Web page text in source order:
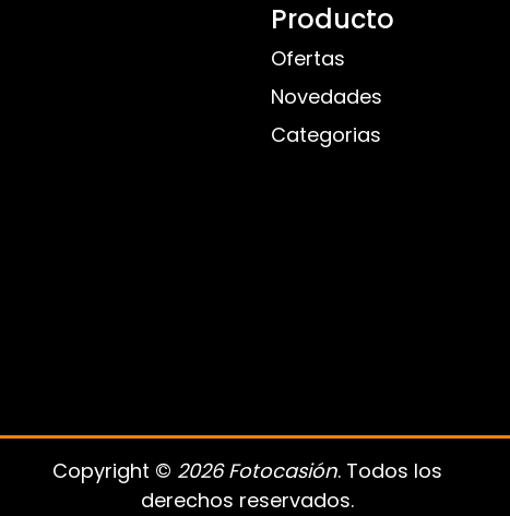
Producto
Ofertas
Novedades
Categorias
Copyright © 2026 Fotocasión. Todos los
derechos reservados.